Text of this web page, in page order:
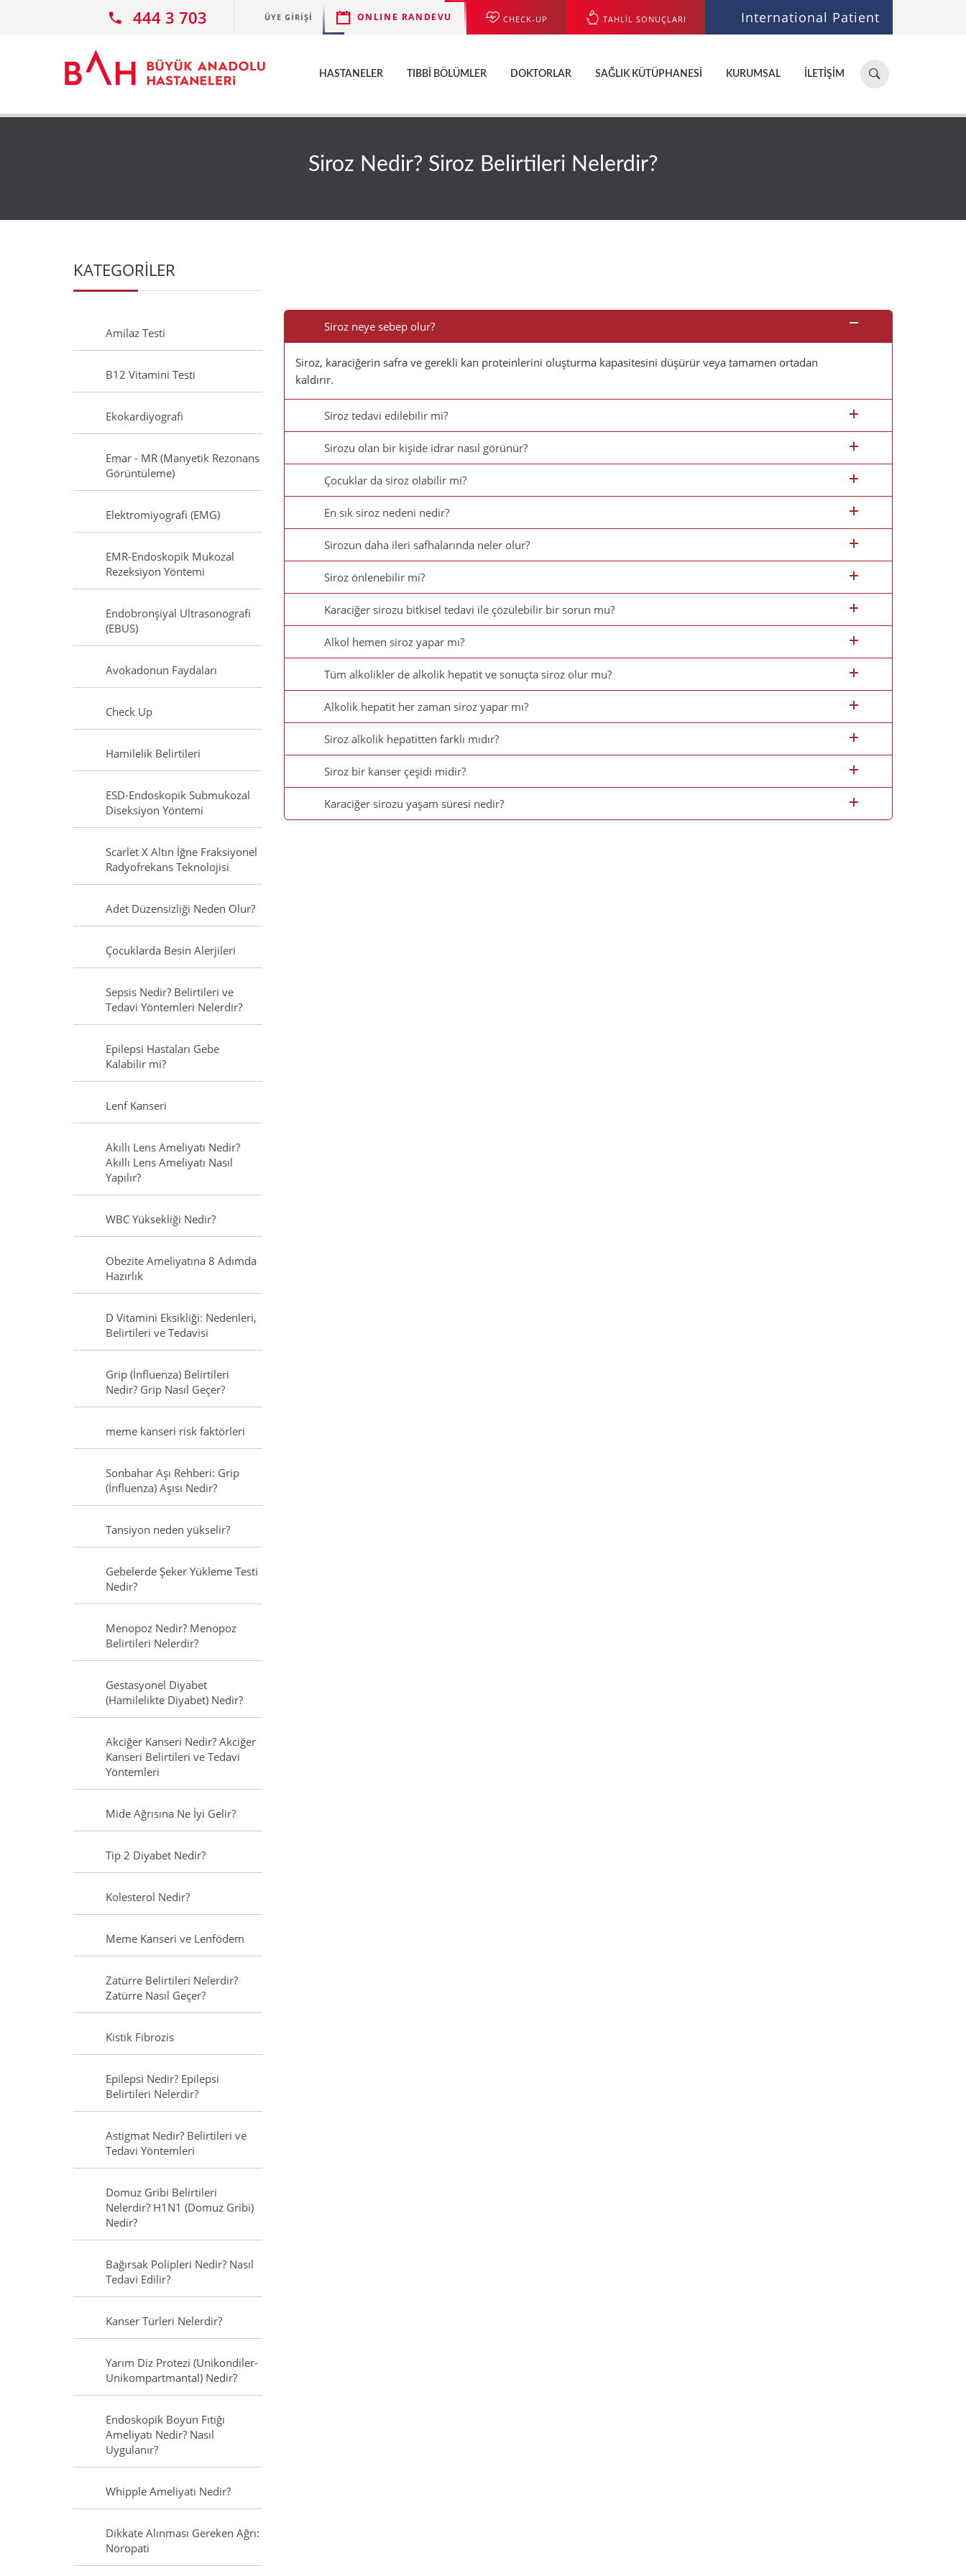
444 3 703 ÜYE GIRIŞI ONLINE RANDEVU CHECK-UP TAHLİL SONUÇLARI International Patient
Hastane,
doktor,
ara...
HASTANELER TIBBI BÖLÜMLER DOKTORLAR SAĞLIK KÜTÜPHANESI KURUMSAL İLETIŞIM
Siroz Nedir? Siroz Belirtileri Nelerdir?
Siroz neye sebep olur?
Siroz, karaciğerin safra ve gerekli kan proteinlerini oluşturma kapasitesini düşürür veya tamamen ortadan
kaldırır.
Siroz tedavi edilebilir mi?
Sirozu olan bir kişide idrar nasıl görünür?
Çocuklar da siroz olabilir mi?
En sık siroz nedeni nedir?
Sirozun daha ileri safhalarında neler olur?
Siroz önlenebilir mi?
Karaciğer sirozu bitkisel tedavi ile çözülebilir bir sorun mu?
Alkol hemen siroz yapar mı?
Tüm alkolikler de alkolik hepatit ve sonuçta siroz olur mu?
Alkolik hepatit her zaman siroz yapar mı?
Siroz alkolik hepatitten farklı mıdır?
Siroz bir kanser çeşidi midir?
Karaciğer sirozu yaşam süresi nedir?
KATEGORİLER
Amilaz Testi
B12 Vitamini Testi
Ekokardiyografi
Emar - MR (Manyetik Rezonans
Görüntüleme)
Elektromiyografi (EMG)
EMR-Endoskopik Mukozal
Rezeksiyon Yöntemi
Endobronşiyal Ultrasonografi
(EBUS)
Avokadonun Faydaları
Check Up
Hamilelik Belirtileri
ESD-Endoskopik Submukozal
Diseksiyon Yöntemi
Scarlet X Altın İğne Fraksiyonel
Radyofrekans Teknolojisi
Adet Düzensizliği Neden Olur?
Çocuklarda Besin Alerjileri
Sepsis Nedir? Belirtileri ve
Tedavi Yöntemleri Nelerdir?
Epilepsi Hastaları Gebe
Kalabilir mi?
Lenf Kanseri
Akıllı Lens Ameliyatı Nedir?
Akıllı Lens Ameliyatı Nasıl
Yapılır?
WBC Yüksekliği Nedir?
Obezite Ameliyatına 8 Adımda
Hazırlık
D Vitamini Eksikliği: Nedenleri,
Belirtileri ve Tedavisi
Grip (İnfluenza) Belirtileri
Nedir? Grip Nasıl Geçer?
meme kanseri risk faktörleri
Sonbahar Aşı Rehberi: Grip
(İnfluenza) Aşısı Nedir?
Tansiyon neden yükselir?
Gebelerde Şeker Yükleme Testi
Nedir?
Menopoz Nedir? Menopoz
Belirtileri Nelerdir?
Gestasyonel Diyabet
(Hamilelikte Diyabet) Nedir?
Akciğer Kanseri Nedir? Akciğer
Kanseri Belirtileri ve Tedavi
Yöntemleri
Mide Ağrısına Ne İyi Gelir?
Tip 2 Diyabet Nedir?
Kolesterol Nedir?
Meme Kanseri ve Lenfödem
Zatürre Belirtileri Nelerdir?
Zatürre Nasıl Geçer?
Kistik Fibrozis
Epilepsi Nedir? Epilepsi
Belirtileri Nelerdir?
Astigmat Nedir? Belirtileri ve
Tedavi Yöntemleri
Domuz Gribi Belirtileri
Nelerdir? H1N1 (Domuz Gribi)
Nedir?
Bağırsak Polipleri Nedir? Nasıl
Tedavi Edilir?
Kanser Türleri Nelerdir?
Yarım Diz Protezi (Unikondiler-
Unikompartmantal) Nedir?
Endoskopik Boyun Fıtığı
Ameliyatı Nedir? Nasıl
Uygulanır?
Whipple Ameliyatı Nedir?
Dikkate Alınması Gereken Ağrı:
Nöropati